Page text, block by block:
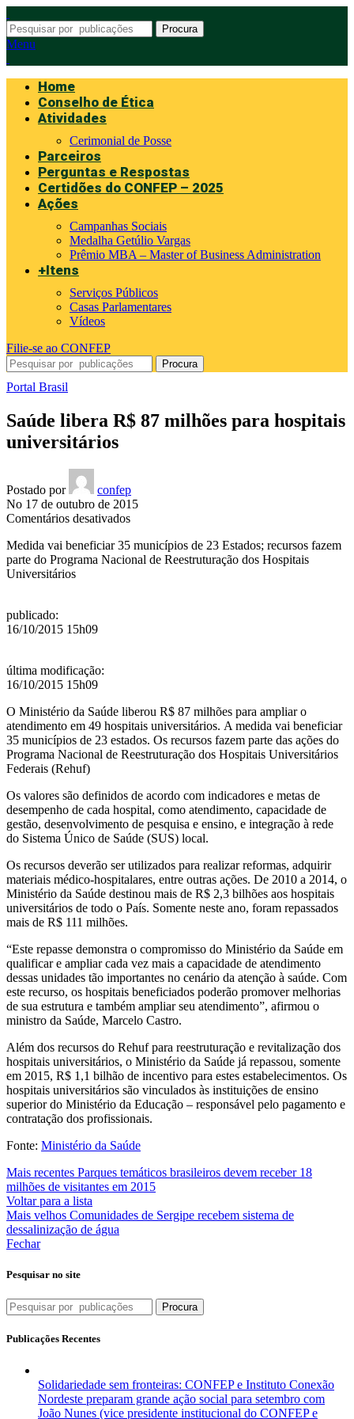
Procura
Menu
Home
Conselho de Ética
Atividades
Cerimonial de Posse
Parceiros
Perguntas e Respostas
Certidões do CONFEP – 2025
Ações
Campanhas Sociais
Medalha Getúlio Vargas
Prêmio MBA – Master of Business Administration
+Itens
Serviços Públicos
Casas Parlamentares
Vídeos
Filie-se ao CONFEP
Procura
Portal Brasil
Saúde libera R$ 87 milhões para hospitais
universitários
Postado por
confep
No 17 de outubro de 2015
Comentários desativadosem
libera
R$
Medida vai beneficiar 35 municípios de 23 Estados; recursos fazem
parte do Programa Nacional de Reestruturação dos Hospitais
Universitários
publicado:
16/10/2015 15h09
última modificação:
16/10/2015 15h09
O Ministério da Saúde liberou R$ 87 milhões para ampliar o
atendimento em 49 hospitais universitários. A medida vai beneficiar
35 municípios de 23 estados. Os recursos fazem parte das ações do
Programa Nacional de Reestruturação dos Hospitais Universitários
Federais (Rehuf)
Os valores são definidos de acordo com indicadores e metas de
desempenho de cada hospital, como atendimento, capacidade de
gestão, desenvolvimento de pesquisa e ensino, e integração à rede
do Sistema Único de Saúde (SUS) local.
Os recursos deverão ser utilizados para realizar reformas, adquirir
materiais médico-hospitalares, entre outras ações. De 2010 a 2014, o
Ministério da Saúde destinou mais de R$ 2,3 bilhões aos hospitais
universitários de todo o País. Somente neste ano, foram repassados
mais de R$ 111 milhões.
“Este repasse demonstra o compromisso do Ministério da Saúde em
qualificar e ampliar cada vez mais a capacidade de atendimento
dessas unidades tão importantes no cenário da atenção à saúde. Com
este recurso, os hospitais beneficiados poderão promover melhorias
de sua estrutura e também ampliar seu atendimento”, afirmou o
ministro da Saúde, Marcelo Castro.
Além dos recursos do Rehuf para reestruturação e revitalização dos
hospitais universitários, o Ministério da Saúde já repassou, somente
em 2015, R$ 1,1 bilhão de incentivo para estes estabelecimentos. Os
hospitais universitários são vinculados às instituições de ensino
superior do Ministério da Educação – responsável pelo pagamento e
contratação dos profissionais.
Fonte: Ministério da Saúde
Mais recentes Parques temáticos brasileiros devem receber 18
milhões de visitantes em 2015
Voltar para a lista
Mais velhos Comunidades de Sergipe recebem sistema de
dessalinização de água
Fechar
Pesquisar no site
Procura
Publicações Recentes
Solidariedade sem fronteiras: CONFEP e Instituto Conexão
Nordeste preparam grande ação social para setembro com
João Nunes (vice presidente institucional do CONFEP e